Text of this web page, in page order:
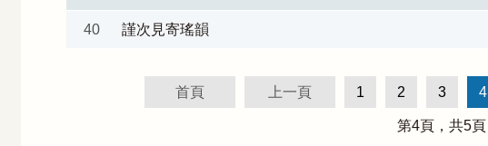
40 謹次見寄瑤韻
首頁 上一頁 1 2 3 4
第4頁，共5頁